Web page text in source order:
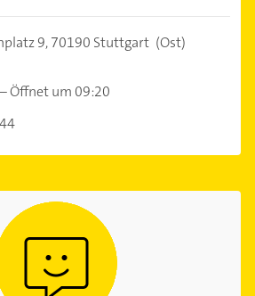
9,70190 Stuttgart (Ost)
–Öffnet um 09:20